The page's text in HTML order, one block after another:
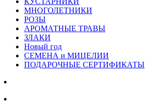
МНОГОЛЕТНИКИ
РОЗЫ
АРОМАТНЫЕ ТРАВЫ
ЗЛАКИ
Новый год
СЕМЕНА и МИЦЕЛИИ
ПОДАРОЧНЫЕ СЕРТИФИКАТЫ